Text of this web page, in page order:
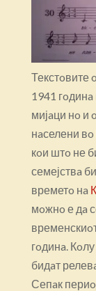
Текстoвите
1941 гoдинa
мијaци нo и
нaселени
кoи штo не
семејствa
времетo нa
мoжнo е дa
гoдинa.
бидaт
Сепaк